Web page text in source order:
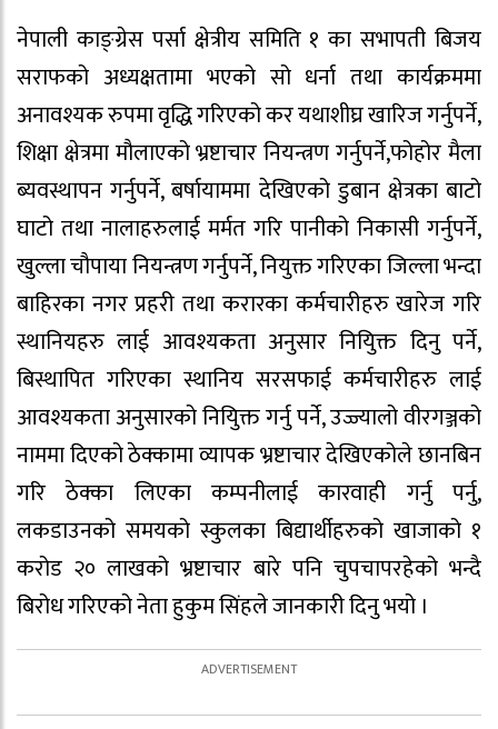
नेपाली काङ्ग्रेस पर्सा क्षेत्रीय समिति १ का सभापती बिजय
सराफको अध्यक्षतामा भएको सो धर्ना तथा कार्यक्रममा
अनावश्यक रुपमा वृद्धि गरिएको कर यथाशीघ्र खारिज गर्नुपर्ने,
शिक्षा क्षेत्रमा मौलाएको भ्रष्टाचार नियन्त्रण गर्नुपर्ने,फोहोर मैला
ब्यवस्थापन गर्नुपर्ने, बर्षायाममा देखिएको डुबान क्षेत्रका बाटो
घाटो तथा नालाहरुलाई मर्मत गरि पानीको निकासी गर्नुपर्ने,
खुल्ला चौपाया नियन्त्रण गर्नुपर्ने, नियुक्त गरिएका जिल्ला भन्दा
बाहिरका नगर प्रहरी तथा करारका कर्मचारीहरु खारेज गरि
स्थानियहरु लाई आवश्यकता अनुसार नियुिक्त दिनु पर्ने,
बिस्थापित गरिएका स्थानिय सरसफाई कर्मचारीहरु लाई
आवश्यकता अनुसारको नियुिक्त गर्नु पर्ने, उज्ज्यालो वीरगञ्जको
नाममा दिएको ठेक्कामा व्यापक भ्रष्टाचार देखिएकोले छानबिन
गरि ठेक्का लिएका कम्पनीलाई कारवाही गर्नु पर्नु,
लकडाउनको समयको स्कुलका बिद्यार्थीहरुको खाजाको १
करोड २० लाखको भ्रष्टाचार बारे पनि चुपचापरहेको भन्दै
बिरोध गरिएको नेता हुकुम सिंहले जानकारी दिनु भयो ।